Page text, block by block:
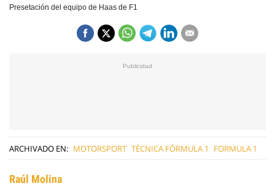
Presetación del equipo de Haas de F1
ARCHIVADO EN: MOTORSPORT TÉCNICA FÓRMULA 1 FORMULA 1
Raúl Molina